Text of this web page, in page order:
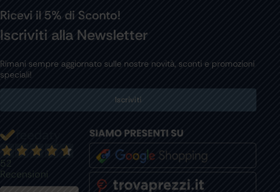
Ricevi il 5% di Sconto!
Iscriviti alla Newsletter
Rimani sempre aggiornato sulle nostre novità, sconti e promozioni
speciali!
Iscriviti
52
Recensioni